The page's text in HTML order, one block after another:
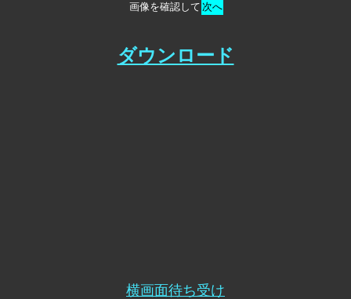
画像を確認して 次へ
ダウンロード
横画面待ち受け